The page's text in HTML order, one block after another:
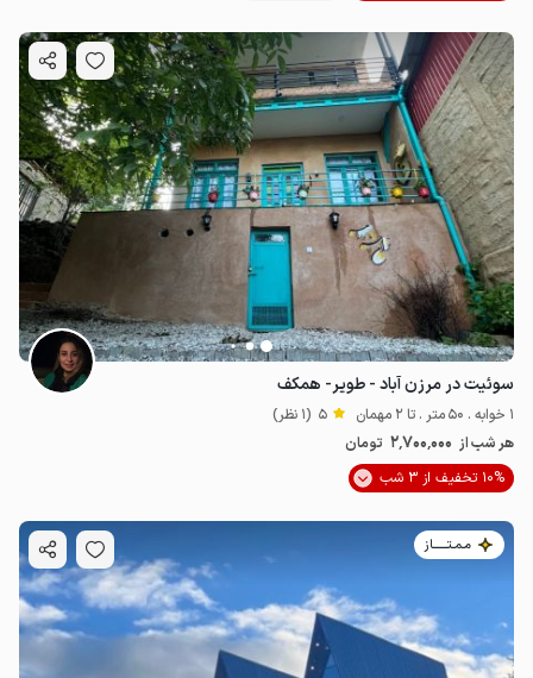
3.3میلیون تسوئیت در مرزن آباد - طویر- همکف
1 خوابه . 50 متر . تا 2 مهمان 5 (1 نظر)
هر شب از 2٬700٬000 تومان
10% تخفیف از 3 شب
مـمـتــــــاز